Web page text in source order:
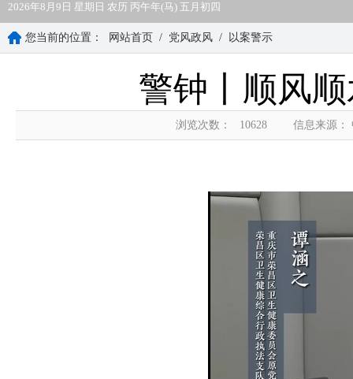
2026年8月9日 星期日 农历 丙午年(马) 五月初四
您当前的位置： 网站首页 / 党风政风 / 以案警示
警钟丨顺风
浏览次数： 10628 信息来源：